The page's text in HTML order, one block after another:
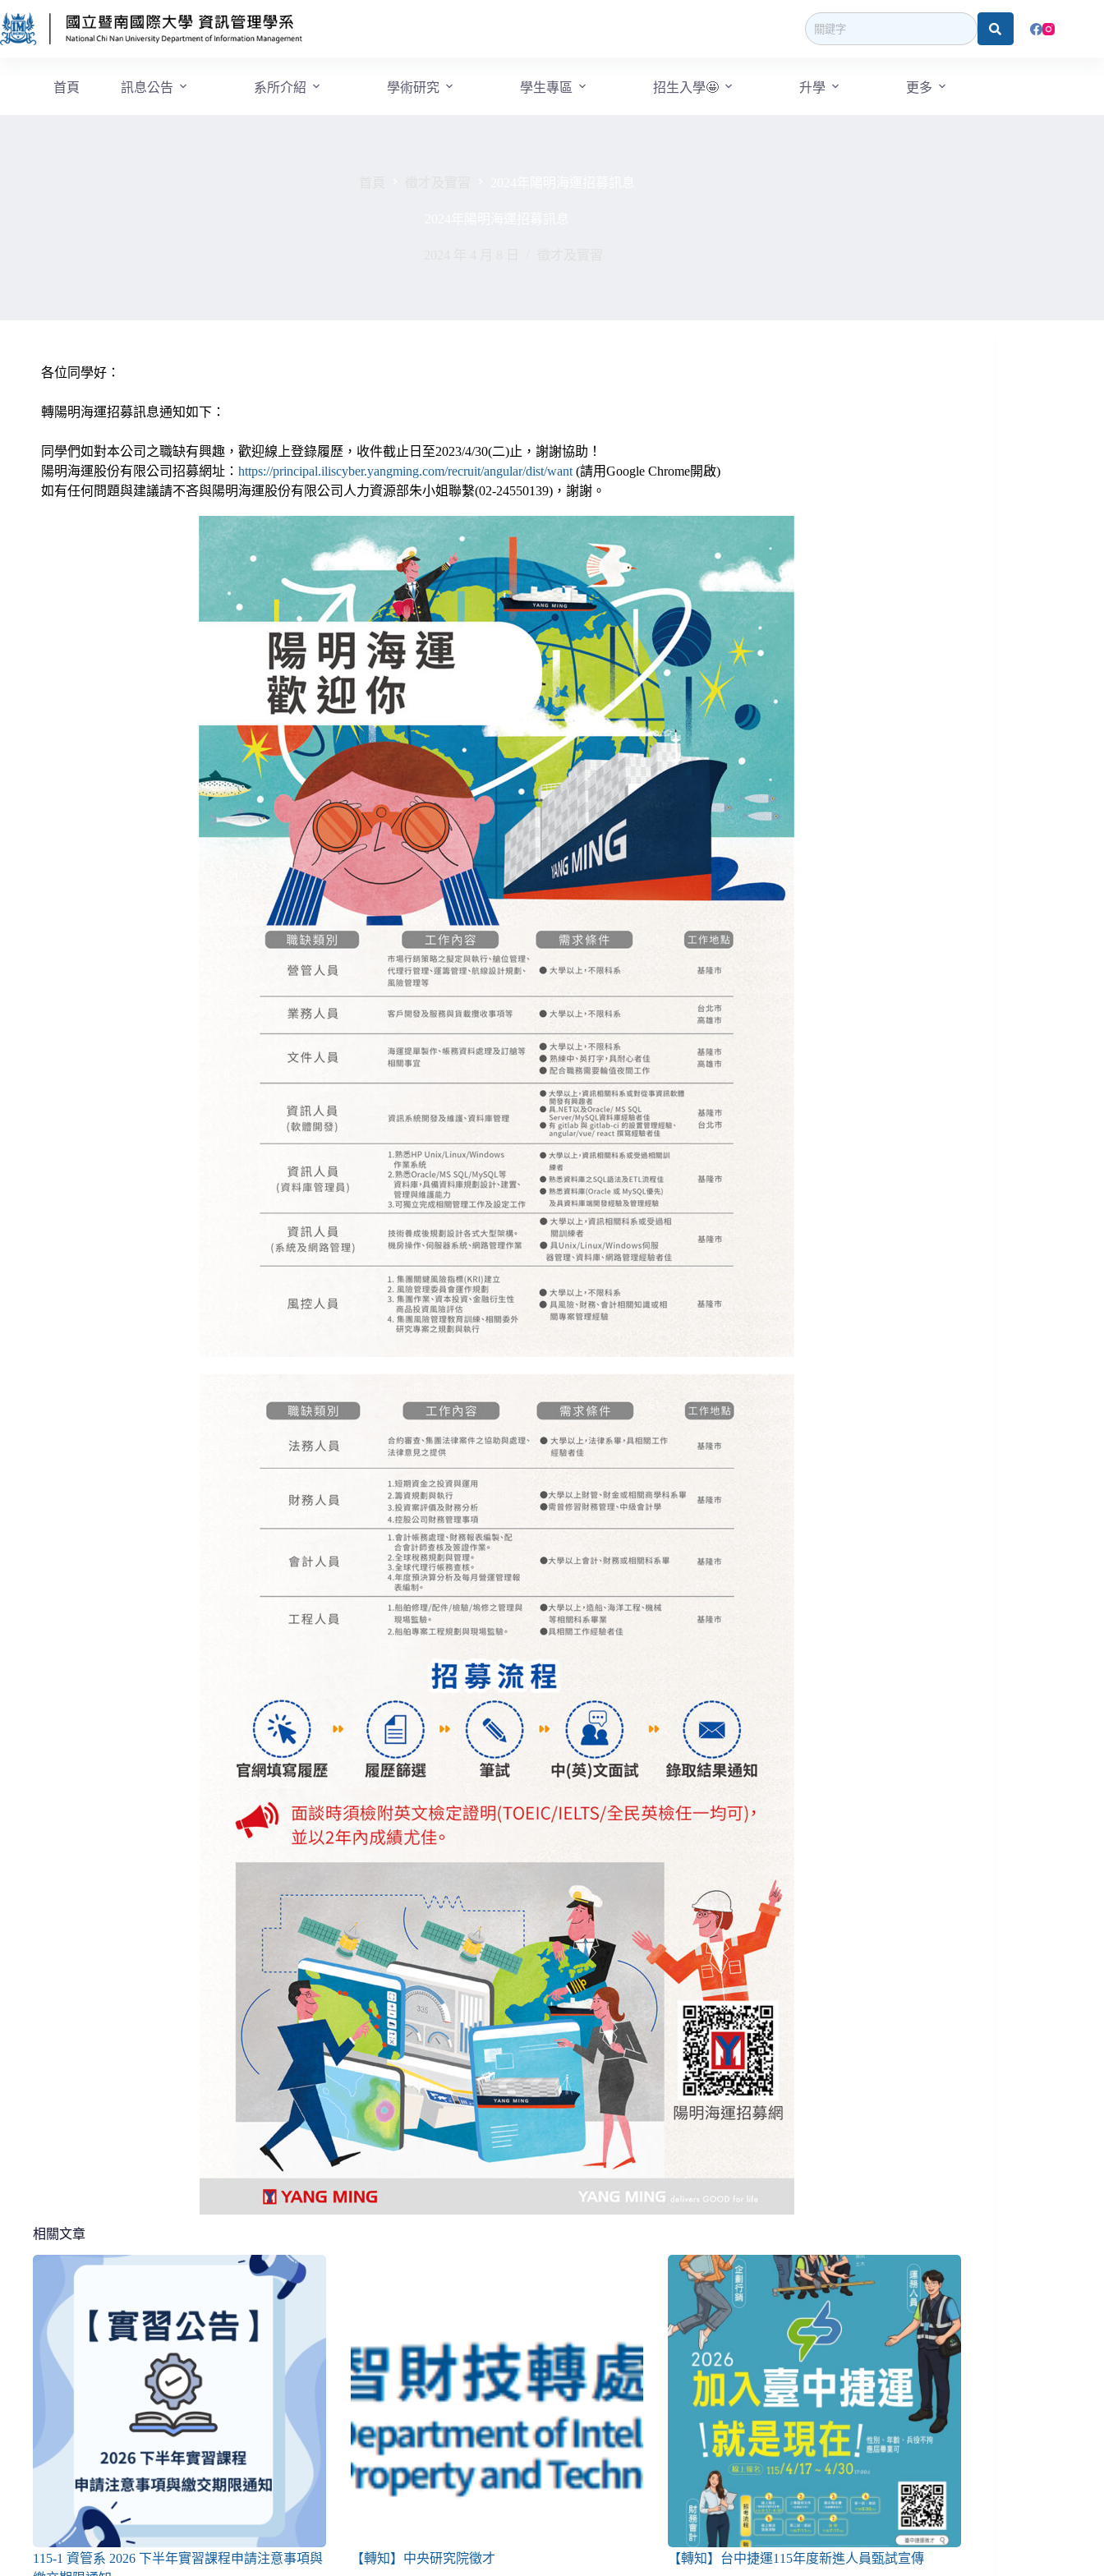
首頁 訊息公告 系所介紹 學術研究 學生專區 招生入學🤩 升學 更多
各位同學好：
轉陽明海運招募訊息通知如下：
同學們如對本公司之職缺有興趣，歡迎線上登錄履歷，收件截止日至2023/4/30(二)止，謝謝協助！
陽明海運股份有限公司招募網址： https://principal.iliscyber.yangming.com/recruit/angular/dist/want (請用Google Chrome開啟)
如有任何問題與建議請不吝與陽明海運股份有限公司人力資源部朱小姐聯繫(02-24550139)，謝謝。
相關文章
115-1 資管系 2026 下半年實習課程申請注意事項與
【轉知】中央研究院徵才 【轉知】台中捷運115年度新進人員甄試宣傳